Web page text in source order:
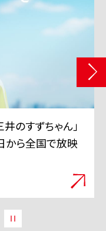
のすずちゃん」
から全国で放映